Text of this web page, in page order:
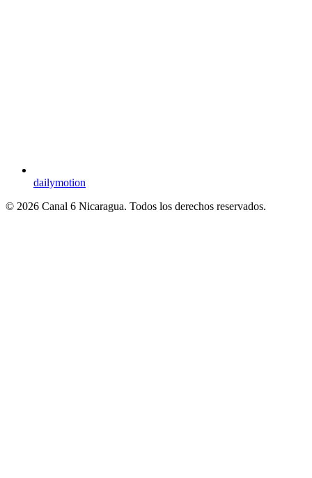
dailymotion
© 2026 Canal 6 Nicaragua. Todos los derechos reservados.